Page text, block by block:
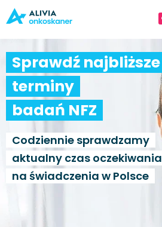
Sprawdź najbliższe
terminy
badań NFZ
Codziennie sprawdzamy
aktualny czas oczekiwania
na świadczenia w Polsce